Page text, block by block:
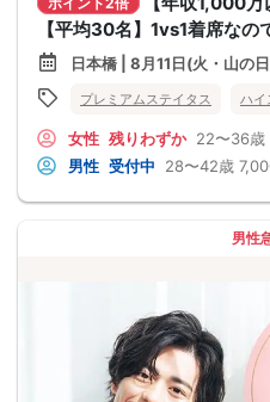
【平均30名】1vs1着席な
日本橋 | 8月11日(火・山の
プレミアムステイタス ハイ
女性 残りわずか 22〜36歳
男性 受付中 28〜42歳
男性